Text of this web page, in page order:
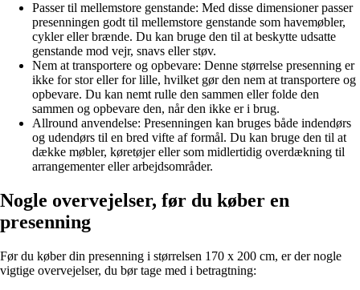
Passer til mellemstore genstande: Med disse dimensioner passer
presenningen godt til mellemstore genstande som havemøbler,
cykler eller brænde. Du kan bruge den til at beskytte udsatte
genstande mod vejr, snavs eller støv.
Nem at transportere og opbevare: Denne størrelse presenning er
ikke for stor eller for lille, hvilket gør den nem at transportere og
opbevare. Du kan nemt rulle den sammen eller folde den
sammen og opbevare den, når den ikke er i brug.
Allround anvendelse: Presenningen kan bruges både indendørs
og udendørs til en bred vifte af formål. Du kan bruge den til at
dække møbler, køretøjer eller som midlertidig overdækning til
arrangementer eller arbejdsområder.
Nogle overvejelser, før du køber en
presenning
Før du køber din presenning i størrelsen 170 x 200 cm, er der nogle
vigtige overvejelser, du bør tage med i betragtning: